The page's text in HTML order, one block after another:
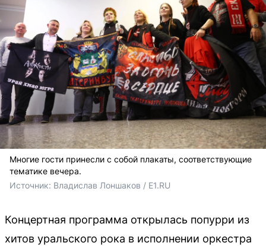
Многие гости принесли с собой плакаты, соответствующие
тематике вечера.
Источник: Владислав Лоншаков / E1.RU
Концертная программа открылась попурри из
хитов уральского рока в исполнении оркестра